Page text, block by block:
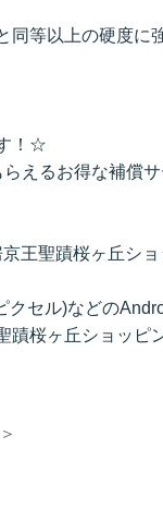
同等以上の硬度に
！☆
えるお得な補償サ
王聖蹟桜ヶ丘シ
セル)などの
蹟桜ヶ丘ショッピ